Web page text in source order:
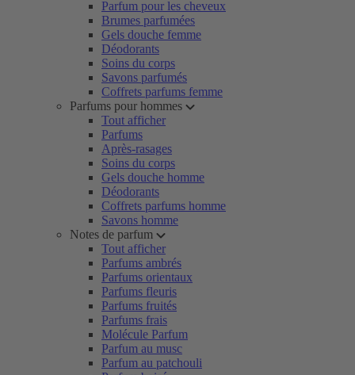
Parfum pour les cheveux
Brumes parfumées
Gels douche femme
Déodorants
Soins du corps
Savons parfumés
Coffrets parfums femme
Parfums pour hommes
Tout afficher
Parfums
Après-rasages
Soins du corps
Gels douche homme
Déodorants
Coffrets parfums homme
Savons homme
Notes de parfum
Tout afficher
Parfums ambrés
Parfums orientaux
Parfums fleuris
Parfums fruités
Parfums frais
Molécule Parfum
Parfum au musc
Parfum au patchouli